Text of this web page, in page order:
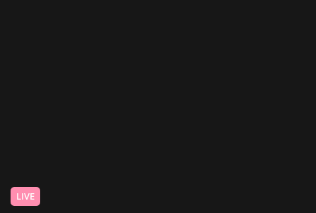
LIVE